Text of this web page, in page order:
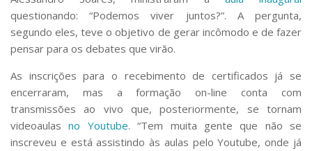
questionando: “Podemos viver juntos?”. A pergunta,
segundo eles, teve o objetivo de gerar incômodo e de fazer
pensar para os debates que virão.
As inscrições para o recebimento de certificados já se
encerraram, mas a formação on-line conta com
transmissões ao vivo que, posteriormente, se tornam
videoaulasno Youtube. “Tem muita gente que não se
inscreveu e está assistindo às aulas pelo Youtube, onde já